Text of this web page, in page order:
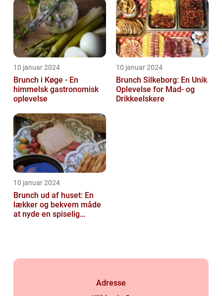
10 januar 2024
Brunch i Køge - En
himmelsk gastronomisk
oplevelse
10 januar 2024
Brunch Silkeborg: En Unik
Oplevelse for Mad- og
Drikkeelskere
10 januar 2024
Brunch ud af huset: En
lækker og bekvem måde
at nyde en spiselig
Adresse